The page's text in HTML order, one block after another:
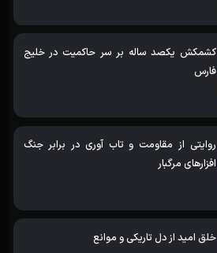
کشمکش یکصد ساله بر سر حاکمیت در خلیج
فارس
روایتی از مقاومت و تاب آوری در برابر جنگ
افزارهای مرگبار
خلق امید از دل تاریکی و موانع